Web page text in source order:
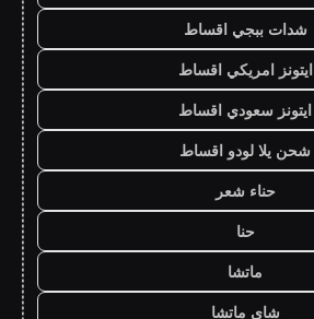
شدات ببجي اقساط
ايتونز امريكي اقساط
ايتونز سعودي اقساط
شحن يلا لودو اقساط
حناء شعر
حنا
ماتشا
شاي ماتشا